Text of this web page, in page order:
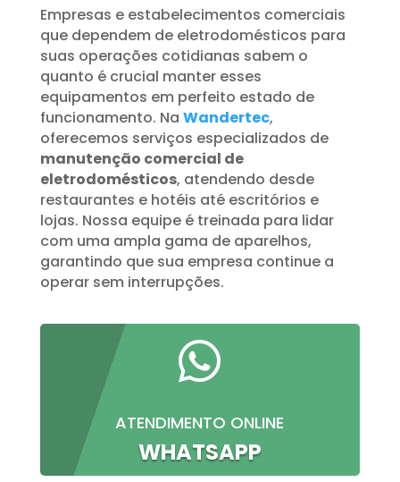
Empresas e estabelecimentos comerciais
que dependem de eletrodomésticos para
suas operações cotidianas sabem o
quanto é crucial manter esses
equipamentos em perfeito estado de
funcionamento. Na Wandertec,
oferecemos serviços especializados de
manutenção comercial de
eletrodomésticos, atendendo desde
restaurantes e hotéis até escritórios e
lojas. Nossa equipe é treinada para lidar
com uma ampla gama de aparelhos,
garantindo que sua empresa continue a
operar sem interrupções.

ATENDIMENTO ONLINE
WHATSAPP